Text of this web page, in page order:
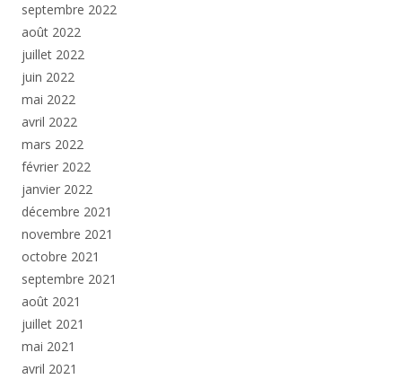
septembre 2022
août 2022
juillet 2022
juin 2022
mai 2022
avril 2022
mars 2022
février 2022
janvier 2022
décembre 2021
novembre 2021
octobre 2021
septembre 2021
août 2021
juillet 2021
mai 2021
avril 2021